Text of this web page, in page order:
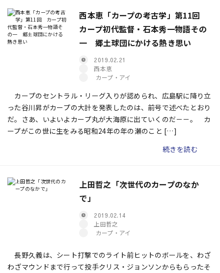
西本恵「カープの考古学」第11回
カープ初代監督・石本秀一物語その
一 郷土球団にかける熱き思い
2019.02.21
西本恵
カープ・アイ
カープのセントラル・リーグ入りが認められ、広島駅に降り立
った谷川昇がカープの大計を発表したのは、前号で述べたとおり
だ。さあ、いよいよカープ丸が大海原に出ていくのだ－－。 カ
ープがこの世に生をみる昭和24年の年の瀬のこと […]
続きを読む
上田哲之「次世代のカープのなか
で」
2019.02.14
上田哲之
カープ・アイ
長野久義は、シート打撃でのライト前ヒットのボールを、わざ
わざマウンドまで行って投手クリス・ジョンソンからもらったそ